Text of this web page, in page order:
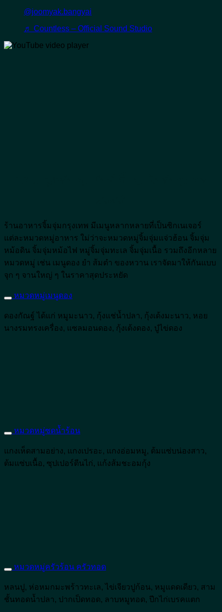
@joomyak.bangyai
♬ Countless – Official Sound Studio
ร้านอาหารจิ้มจุ่มกรุงเทพ มีเมนูหลากหลายที่เป็นซิกเนเจอร์
แต่ละหมวดหมู่อาหาร ใม่ว่าจะหมวดหมู่จิ้มจุ่มแจ่วฮ้อน จิ้มจุ่ม
หม้อดิน จิ้มจุ่มหม้อไฟ หมู่จิ้มจุ่มทะเล จิ้มจุ่มเนื้อ รวมถึงอีกหลาย
หมวดหมู่ เช่น เมนูดอง ยำ ส้มตำ ของหวาน เราจัดมาให้กันแบบ
จุก ๆ จานใหญ่ ๆ ในราคาสุดประหยัด
หมวดหมู่เมนูดอง
ดองกัณฐ์ ได้แก่ หมูมะนาว, กุ้งแช่น้ำปลา, กุ้งเด้งมะนาว, หอย
นางรมทรงเครื่อง, แซลมอนดอง, กุ้งเด้งดอง, ปู่ไข่ดอง
หมวดหมู่ซดน้ำร้อน
แกงเห็ดสามอย่าง, แกงเปรอะ, แกงอ่อมหมู, ต้มแซ่บน่องสาว,
ต้มแซ่บเนื้อ, ซุปเปอร์ตีนไก่, แก้งส้มชะอมกุ้ง
หมวดหมู่ครัวร้อน ครัวทอด
หลนปู, ห่อหมกมะพร้าวทะเล, ไข่เจียวปูก้อน, หมูแดดเดียว, สาม
ชั้นทอดน้ำปลา, ปากเป็ดทอด, ลาบหมูทอด, ปีกไก่เบรคแตก